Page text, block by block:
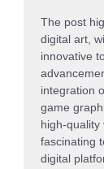
The post
digital art,
innovative
integration
game
high-quality
fascinating
digital